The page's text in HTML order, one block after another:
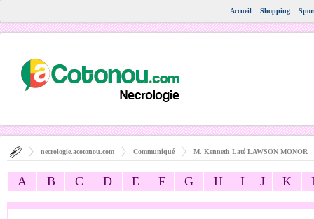
Accueil Shopping
necrologie.acotonou.com Communiqué M. Kenneth Laté LAWSON MONOR
A B C D E F G H I J K